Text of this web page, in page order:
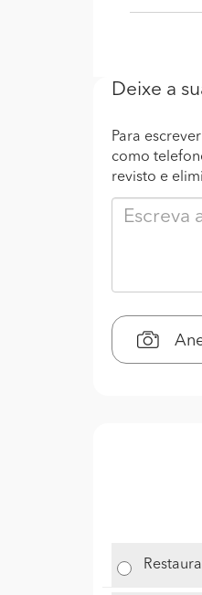
Deixe a
Para
como
revisto e